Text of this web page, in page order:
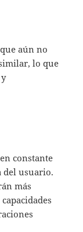
aún no
lo que
constante
del usuario.
más